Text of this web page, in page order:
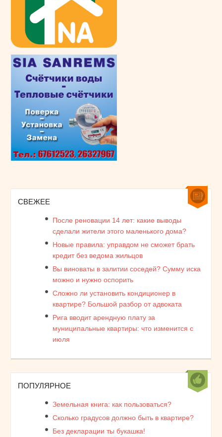
СВЕЖЕЕ
После реновации 14 лет: какие выводы
сделали жители этого маленького дома?
Новые правила: управдом не сможет брать
кредит без ведома жильцов
Вы виноваты в залитии соседей? Сумму иска
можно и нужно оспорить
Сложно ли установить кондиционер в
квартире? Большой разбор от адвоката
Рига вводит арендную плату за
муниципальные квартиры: что изменится с
июля
ПОПУЛЯРНОЕ
Земельная книга: как пользоваться?
Сколько градусов должно быть в квартире?
Без декларации ты букашка!